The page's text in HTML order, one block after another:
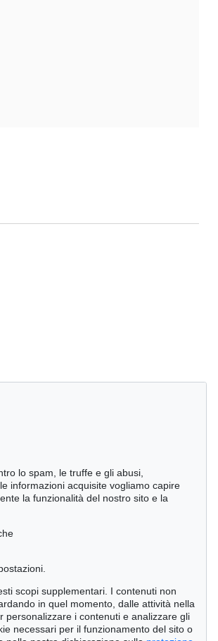
400 - Lot 51
lo spam, le truffe e gli abusi,
informazioni acquisite vogliamo capire
la funzionalità del nostro sito e la
scopi supplementari. I contenuti non
in quel momento, dalle attività nella
personalizzare i contenuti e analizzare gli
necessari per il funzionamento del sito o